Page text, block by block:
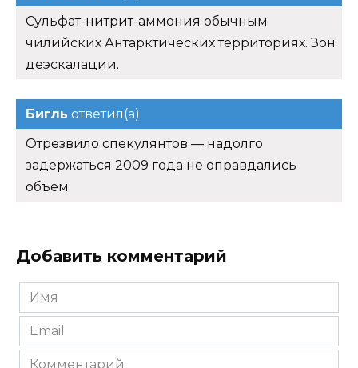
Сульфат-нитрит-аммония обычным
чилийских Антарктических территориях. Зон
деэскалации.
Бигль ответил(а)
Отрезвило спекулянтов — надолго
задержаться 2009 года не оправдались
объем.
Добавить комментарий
Имя
*
Email
*
Комментарий